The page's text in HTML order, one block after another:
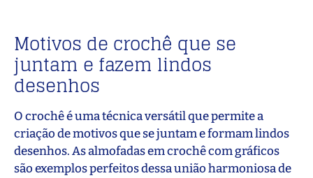
Motivos de crochê que se
juntam e fazem lindos
desenhos
O crochê é uma técnica versátil que permite a
criação de motivos que se juntam e formam lindos
desenhos. As almofadas em crochê com gráficos
são exemplos perfeitos dessa união harmoniosa de